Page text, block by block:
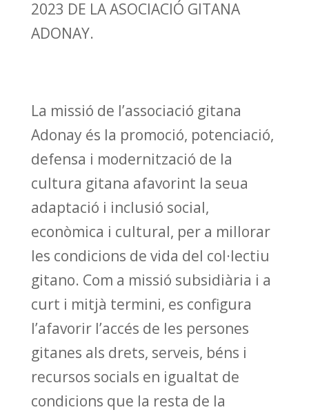
2023 DE LA ASOCIACIÓ GITANA
ADONAY.
La missió de l’associació gitana
Adonay és la promoció, potenciació,
defensa i modernització de la
cultura gitana afavorint la seua
adaptació i inclusió social,
econòmica i cultural, per a millorar
les condicions de vida del col·lectiu
gitano. Com a missió subsidiària i a
curt i mitjà termini, es configura
l’afavorir l’accés de les persones
gitanes als drets, serveis, béns i
recursos socials en igualtat de
condicions que la resta de la